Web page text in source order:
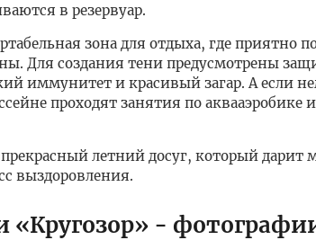
в резервуар.
зона для отдыха, где приятно
Для создания тени предусмотрены
иммунитет и красивый загар. А если
проходят занятия по аквааэробике
летний досуг, который дарит
выздоровления.
«Кругозор» -